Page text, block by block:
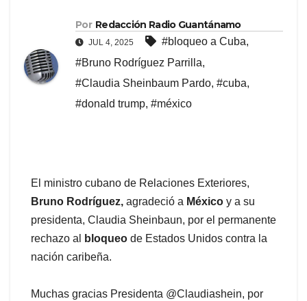
Por Redacción Radio Guantánamo
JUL 4, 2025 #bloqueo a Cuba,
#Bruno Rodríguez Parrilla,
#Claudia Sheinbaum Pardo, #cuba,
#donald trump, #méxico
El ministro cubano de Relaciones Exteriores,
Bruno Rodríguez, agradeció a México y a su
presidenta, Claudia Sheinbaun, por el permanente
rechazo al
bloqueo de Estados Unidos contra la
nación caribeña.
Muchas gracias Presidenta @Claudiashein, por